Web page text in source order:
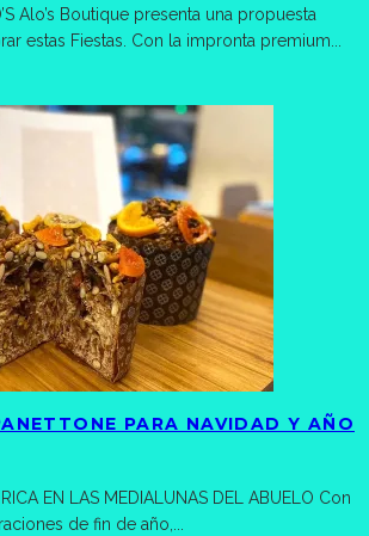
Alo’s Boutique presenta una propuesta
estas Fiestas. Con la impronta premium
PARA NAVIDAD Y AÑO
EN LAS MEDIALUNAS DEL ABUELO Con
de fin de año,...